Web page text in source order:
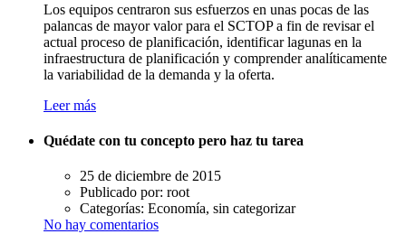
Los equipos centraron sus esfuerzos en unas pocas de las
palancas de mayor valor para el SCTOP a fin de revisar el
actual proceso de planificación, identificar lagunas en la
infraestructura de planificación y comprender analíticamente
la variabilidad de la demanda y la oferta.
Leer más
Quédate con tu concepto pero haz tu tarea
25 de diciembre de 2015
Publicado por: root
Categorías: Economía, sin categorizar
No hay comentarios